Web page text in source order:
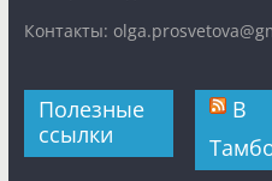
Контакты:
Полезные
ссылки
В